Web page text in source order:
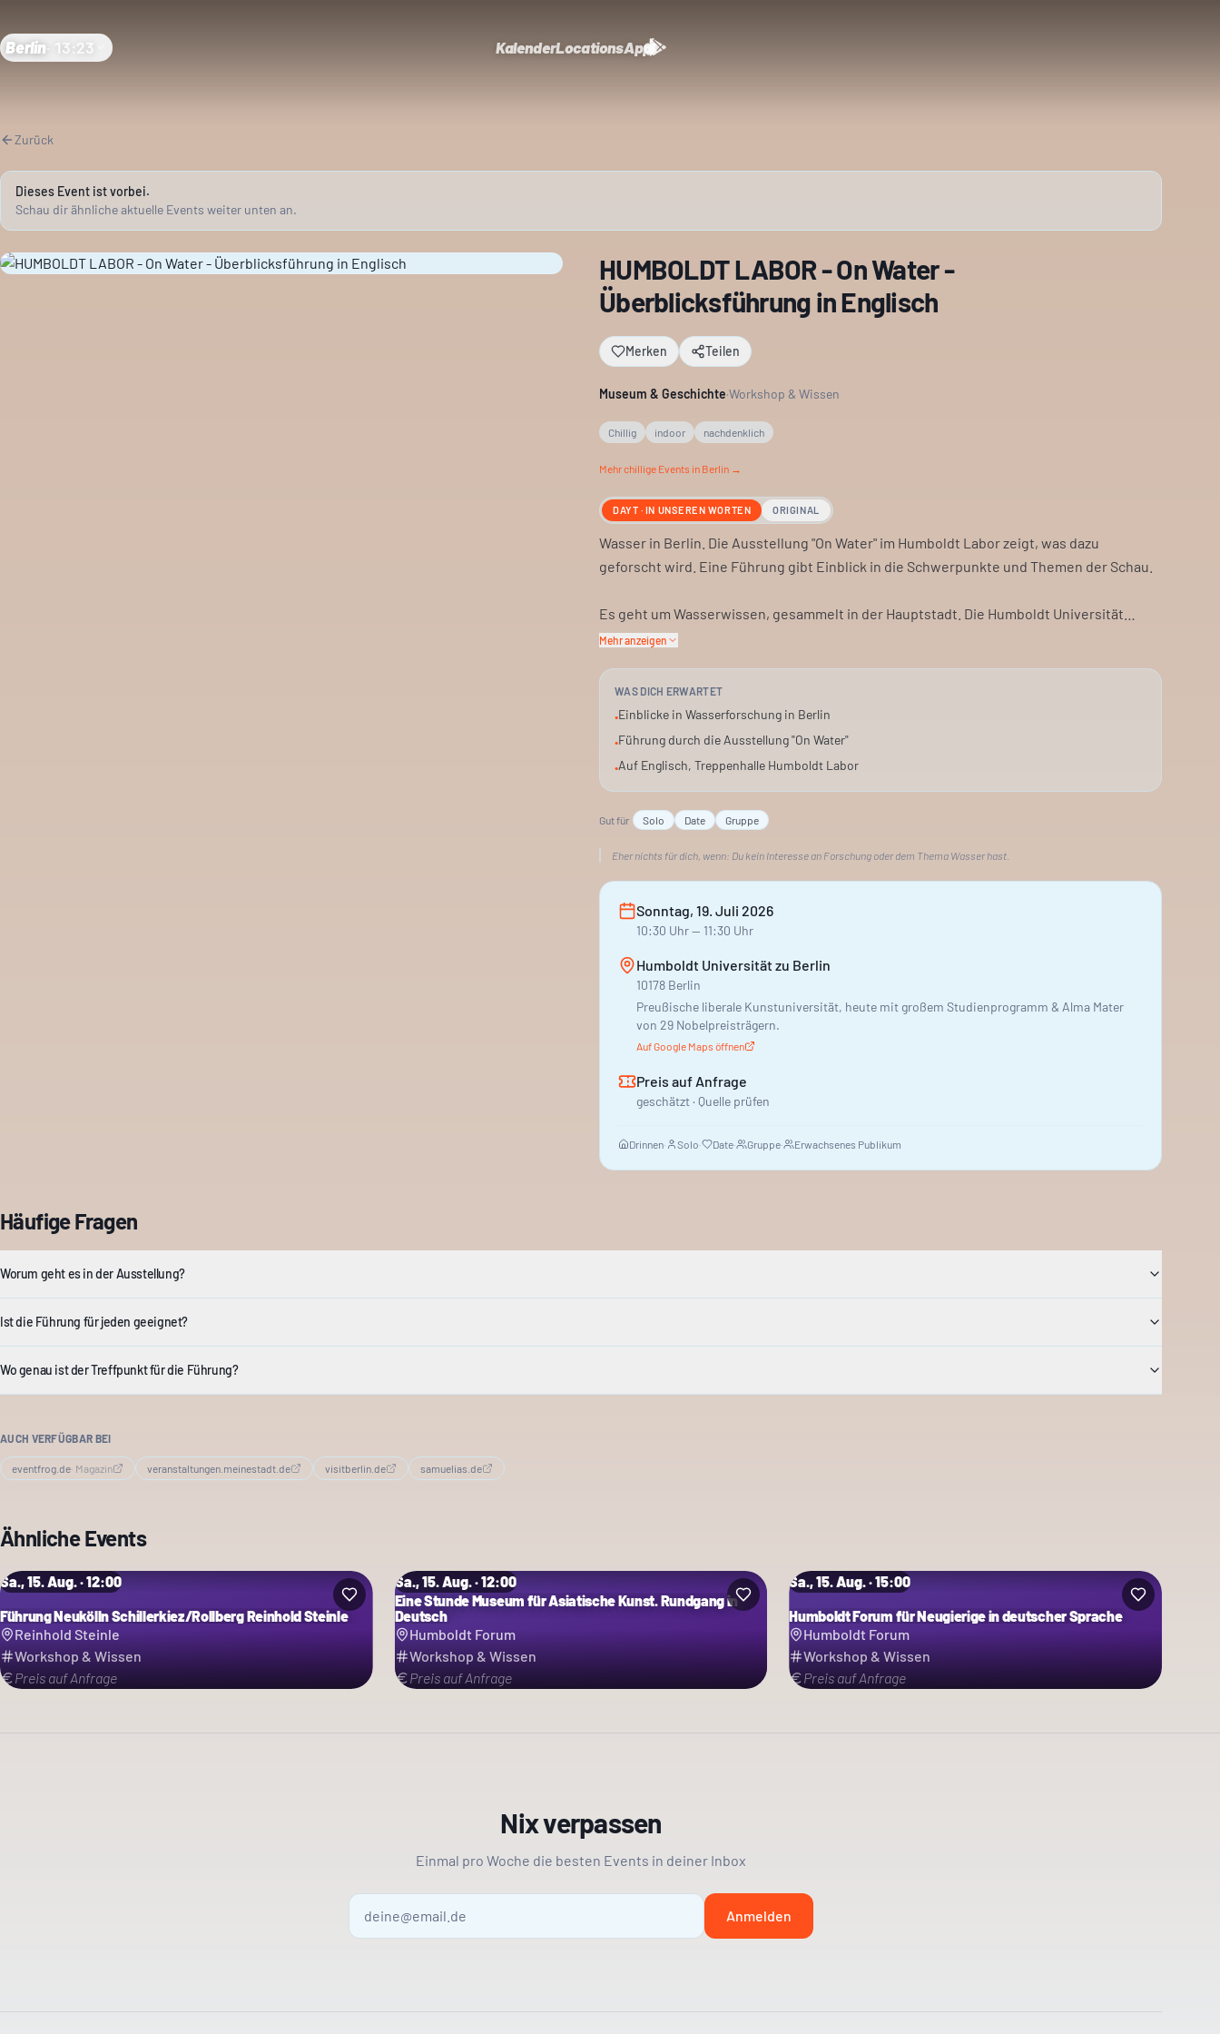
Berlin· 13:23 KalenderLocationsApp
Zurück
Dieses Event ist vorbei.
Schau dir ähnliche aktuelle Events weiter unten an.
HUMBOLDT LABOR - On Water -
Überblicksführung in Englisch
Merken Teilen
Museum & Geschichte·Workshop & Wissen
Chillig indoor nachdenklich
Mehrchillige Events in Berlin →
DAYT · IN UNSEREN WORTEN ORIGINAL
Wasser in Berlin. Die Ausstellung "On Water" im Humboldt Labor zeigt, was dazu
geforscht wird. Eine Führung gibt Einblick in die Schwerpunkte und Themen der Schau.
Es geht um Wasserwissen, gesammelt in der Hauptstadt. Die Humboldt Universität
präsentiert hier ihre Projekte. Du erfährst, welche Rolle Wasser in Berlin spielt und wie
Die Führung findet auf Englisch statt. Treffpunkt ist die Treppenhalle vor dem Humboldt
Labor. Plan eine Stunde ein.
Mehr anzeigen
WAS DICH ERWARTET
•Einblicke in Wasserforschung in Berlin
•Führung durch die Ausstellung "On Water"
•Auf Englisch, Treppenhalle Humboldt Labor
Gut für Solo Date Gruppe
Eher nichts für dich, wenn: Du kein Interesse an Forschung oder dem Thema Wasser hast.
Sonntag, 19. Juli 2026
10:30 Uhr— 11:30 Uhr
Humboldt Universität zu Berlin
10178 Berlin
Preußische liberale Kunstuniversität, heute mit großem Studienprogramm & Alma Mater
von 29 Nobelpreisträgern.
Auf Google Maps öffnen
Preis auf Anfrage
geschätzt · Quelle prüfen
Drinnen· Solo· Date· Gruppe· Erwachsenes Publikum
Häufige Fragen
Worum geht es in der Ausstellung?
Ist die Führung für jeden geeignet?
Wo genau ist der Treffpunkt für die Führung?
AUCH VERFÜGBAR BEI
eventfrog.de· Magazin veranstaltungen.meinestadt.de visitberlin.de samuelias.de
Ähnliche Events
Sa., 15. Aug. · 12:00
Führung Neukölln Schillerkiez/Rollberg Reinhold Steinle
Reinhold Steinle
Workshop & Wissen
Preis auf Anfrage
Sa., 15. Aug. · 12:00
Eine Stunde Museum für Asiatische Kunst. Rundgang in
Deutsch
Humboldt Forum
Workshop & Wissen
Preis auf Anfrage
Sa., 15. Aug. · 15:00
Humboldt Forum für Neugierige in deutscher Sprache
Humboldt Forum
Workshop & Wissen
Preis auf Anfrage
Nix verpassen
Einmal pro Woche die besten Events in deiner Inbox
Anmelden